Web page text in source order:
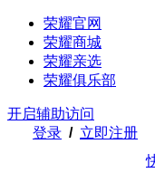
荣耀官网
荣耀商城
荣耀亲选
荣耀俱乐部
开启辅助访问
登录 / 立即注册